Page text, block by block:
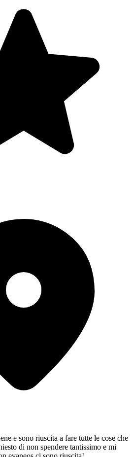
e sono riuscita a fare tutte le cose che
di non spendere tantissimo e mi